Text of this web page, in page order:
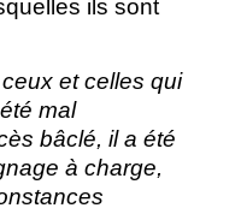
ils sont
et celles qui
mal
bâclé, il a été
à charge,